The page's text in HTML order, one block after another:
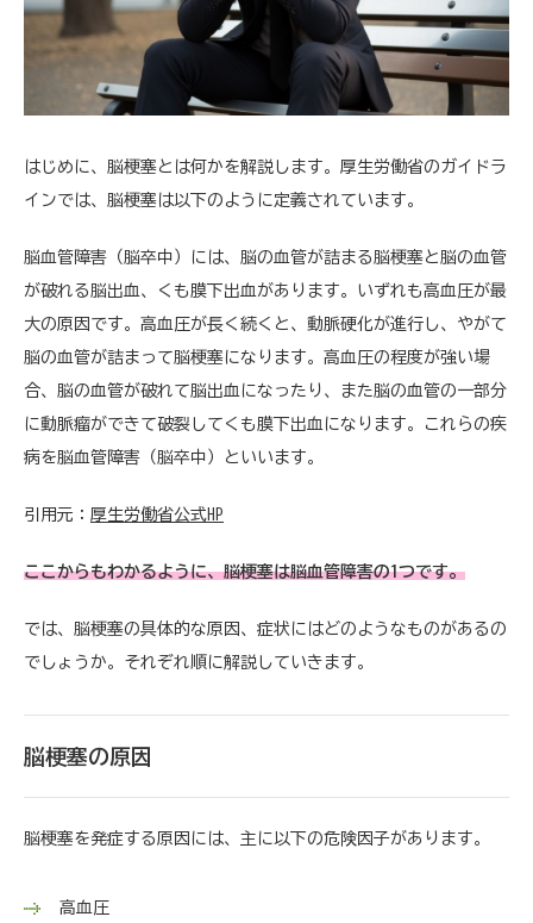
はじめに、脳梗塞とは何かを解説します。厚生労働省のガイドラ
インでは、脳梗塞は以下のように定義されています。
脳血管障害（脳卒中）には、脳の血管が詰まる脳梗塞と脳の血管
が破れる脳出血、くも膜下出血があります。いずれも高血圧が最
大の原因です。高血圧が長く続くと、動脈硬化が進行し、やがて
脳の血管が詰まって脳梗塞になります。高血圧の程度が強い場
合、脳の血管が破れて脳出血になったり、また脳の血管の一部分
に動脈瘤ができて破裂してくも膜下出血になります。これらの疾
病を脳血管障害（脳卒中）といいます。
引用元： 厚生労働省公式HP
ここからもわかるように、脳梗塞は脳血管障害の1つです。
では、脳梗塞の具体的な原因、症状にはどのようなものがあるの
でしょうか。それぞれ順に解説していきます。
脳梗塞の原因
脳梗塞を発症する原因には、主に以下の危険因子があります。
高血圧